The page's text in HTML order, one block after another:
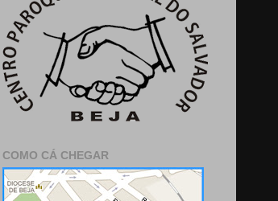
COMO CÁ CHEGAR